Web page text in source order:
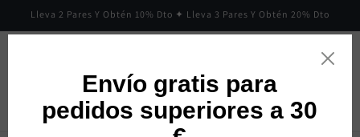
directamente
al contenido
Lleva 2 Pares Y Obtén 10% Dto ✦ Lleva 3 Pares Y Obtén 20% Dto